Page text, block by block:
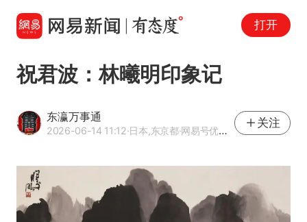
打开
祝君波：林曦明印象记
东瀛万事通
2026-06-14 11:12·日本,东京都·网易号优质内容创作者
关注